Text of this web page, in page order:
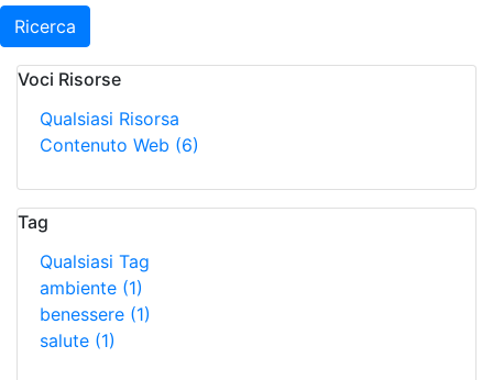
Ricerca
Voci Risorse
Qualsiasi Risorsa
Contenuto Web (6)
Tag
Qualsiasi Tag
ambiente (1)
benessere (1)
salute (1)